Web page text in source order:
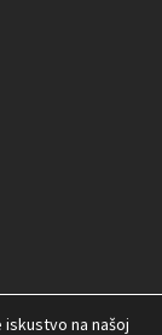
na našoj